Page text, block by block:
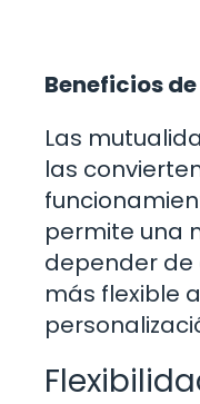
Beneficios
Las
las
permite una
depender de
más flexible